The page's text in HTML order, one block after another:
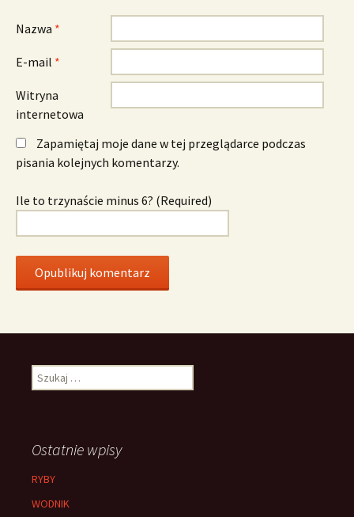
Nazwa *
E-mail *
Witryna
internetowa
Zapamiętaj moje dane w tej przeglądarce podczas
pisania kolejnych komentarzy.
Ile to trzynaście minus 6? (Required)
Szukaj:
Ostatnie wpisy
RYBY
WODNIK